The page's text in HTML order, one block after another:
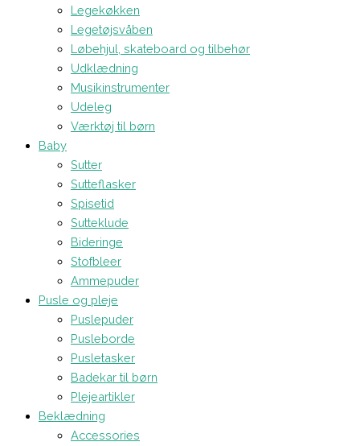
Legekøkken
Legetøjsvåben
Løbehjul, skateboard og tilbehør
Udklædning
Musikinstrumenter
Udeleg
Værktøj til børn
Baby
Sutter
Sutteflasker
Spisetid
Sutteklude
Bideringe
Stofbleer
Ammepuder
Pusle og pleje
Puslepuder
Pusleborde
Pusletasker
Badekar til børn
Plejeartikler
Beklædning
Accessories